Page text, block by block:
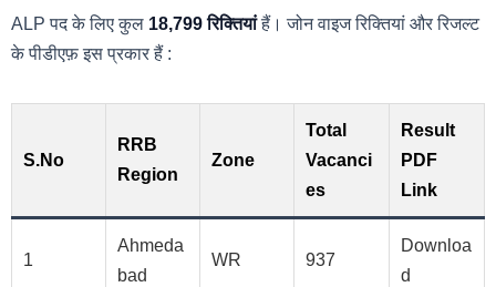
ALP पद के लिए कुल 18,799 रिक्तियांहैं। जोन वाइज रिक्तियां और रिजल्ट
के पीडीएफ़ इस प्रकार हैं :
S.No
RRB
Region
Zone
Total
Vacanci
es
Result
PDF
Link
1
Ahmeda
bad
WR 937
Downloa
d